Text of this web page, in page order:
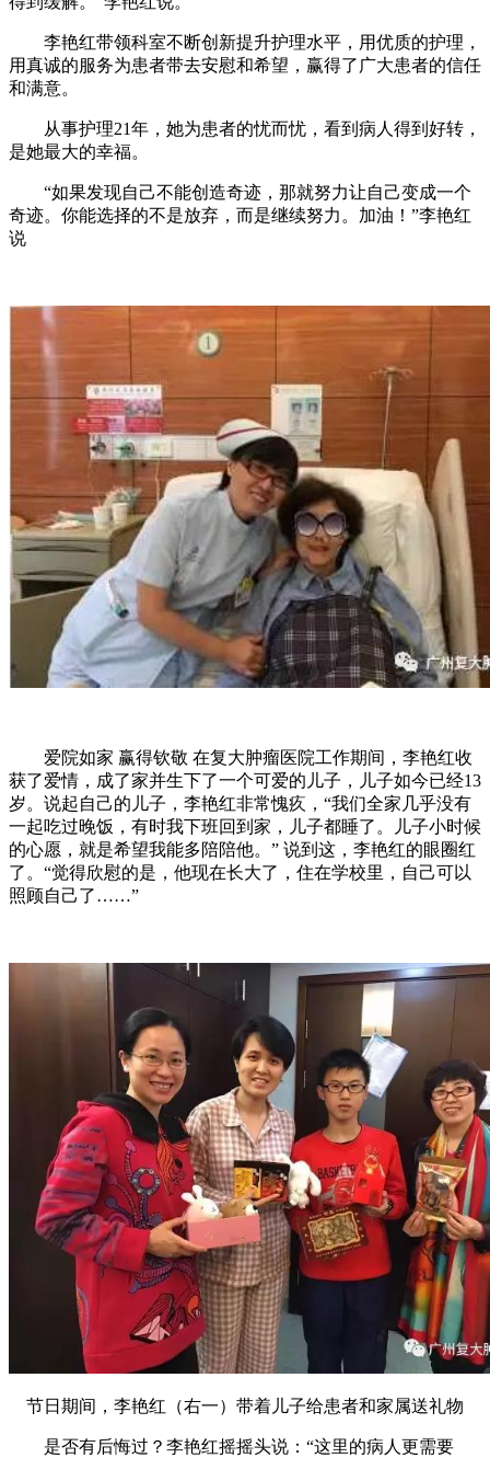
李艳红带领科室不断创新提升护理水平，用优质的护理，
用真诚的服务为患者带去安慰和希望，赢得了广大患者的信任
和满意。
从事护理21年，她为患者的忧而忧，看到病人得到好转，
是她最大的幸福。
“如果发现自己不能创造奇迹，那就努力让自己变成一个
奇迹。你能选择的不是放弃，而是继续努力。加油！”李艳红
说
爱院如家 赢得钦敬 在复大肿瘤医院工作期间，李艳红收
获了爱情，成了家并生下了一个可爱的儿子，儿子如今已经13
岁。说起自己的儿子，李艳红非常愧疚，“我们全家几乎没有
一起吃过晚饭，有时我下班回到家，儿子都睡了。儿子小时候
的心愿，就是希望我能多陪陪他。” 说到这，李艳红的眼圈红
了。“觉得欣慰的是，他现在长大了，住在学校里，自己可以
照顾自己了……”
节日期间，李艳红（右一）带着儿子给患者和家属送礼物
是否有后悔过？李艳红摇摇头说：“这里的病人更需要